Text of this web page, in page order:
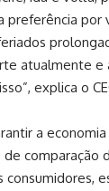
preferência por
atualmente e
explica o
a
de comparação
consumidores,